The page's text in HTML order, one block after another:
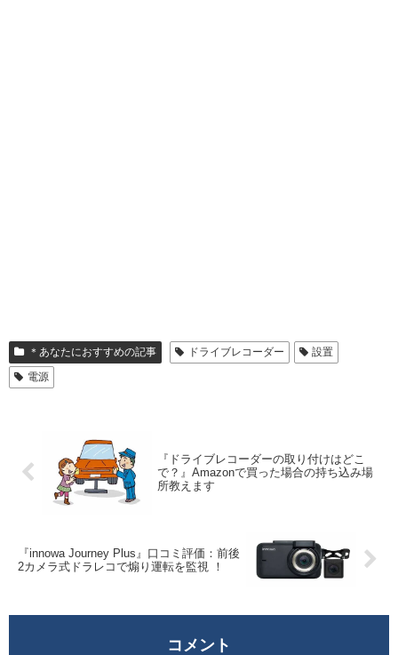
＊あなたにおすすめの記事 ドライブレコーダー
設置
電源
『ドライブレコーダーの取り付けはどこ
で？』Amazonで買った場合の持ち込み場
所教えます
『innowa Journey Plus』口コミ評価：前後
2カメラ式ドラレコで煽り運転を監視 ！
コメント